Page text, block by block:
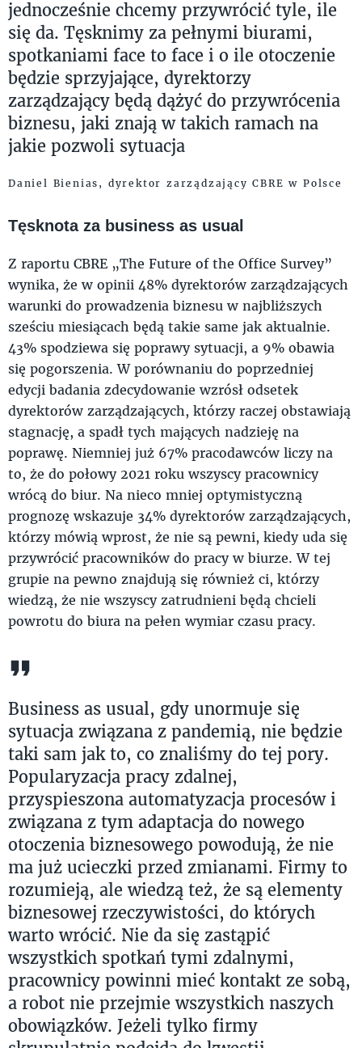
jednocześnie chcemy przywrócić tyle, ile
się da. Tęsknimy za pełnymi biurami,
spotkaniami face to face i o ile otoczenie
będzie sprzyjające, dyrektorzy
zarządzający będą dążyć do przywrócenia
biznesu, jaki znają w takich ramach na
jakie pozwoli sytuacja
Daniel Bienias, dyrektor zarządzający CBRE w Polsce
Tęsknota za business as usual
Z raportu CBRE „The Future of the Office Survey”
wynika, że w opinii 48% dyrektorów zarządzających
warunki do prowadzenia biznesu w najbliższych
sześciu miesiącach będą takie same jak aktualnie.
43% spodziewa się poprawy sytuacji, a 9% obawia
się pogorszenia. W porównaniu do poprzedniej
edycji badania zdecydowanie wzrósł odsetek
dyrektorów zarządzających, którzy raczej obstawiają
stagnację, a spadł tych mających nadzieję na
poprawę. Niemniej już 67% pracodawców liczy na
to, że do połowy 2021 roku wszyscy pracownicy
wrócą do biur. Na nieco mniej optymistyczną
prognozę wskazuje 34% dyrektorów zarządzających,
którzy mówią wprost, że nie są pewni, kiedy uda się
przywrócić pracowników do pracy w biurze. W tej
grupie na pewno znajdują się również ci, którzy
wiedzą, że nie wszyscy zatrudnieni będą chcieli
powrotu do biura na pełen wymiar czasu pracy.
Business as usual, gdy unormuje się
sytuacja związana z pandemią, nie będzie
taki sam jak to, co znaliśmy do tej pory.
Popularyzacja pracy zdalnej,
przyspieszona automatyzacja procesów i
związana z tym adaptacja do nowego
otoczenia biznesowego powodują, że nie
ma już ucieczki przed zmianami. Firmy to
rozumieją, ale wiedzą też, że są elementy
biznesowej rzeczywistości, do których
warto wrócić. Nie da się zastąpić
wszystkich spotkań tymi zdalnymi,
pracownicy powinni mieć kontakt ze sobą,
a robot nie przejmie wszystkich naszych
obowiązków. Jeżeli tylko firmy